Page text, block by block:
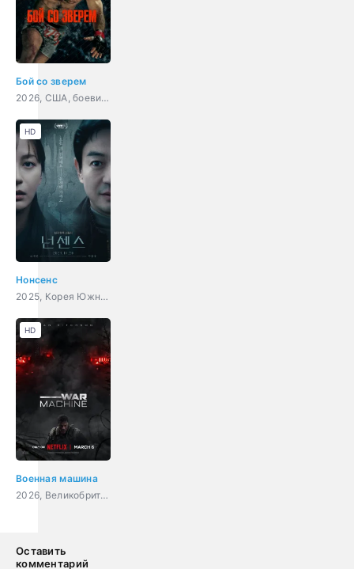
Бой со зверем
2026, США, боевик, драма, спорт
Нонсенс
2025, Корея Южная, детектив, триллер, драма
HD
Военная машина
2026, Великобритания, Австралия, Новая Зеландия, США, фантастика, боевик
HD
Оставить
комментарий